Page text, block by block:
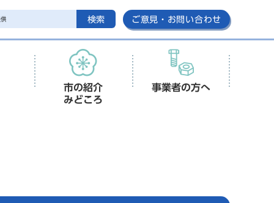
検索 ご意見・お問い合わせ
市の紹介
みどころ
事業者の方へ